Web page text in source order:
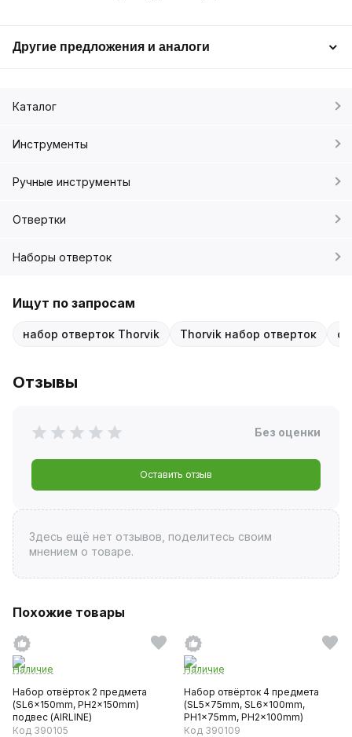
Другие предложения и аналоги
Каталог
Инструменты
Ручные инструменты
Отвертки
Наборы отверток
Ищут по запросам
набор отверток Thorvik Thorvik набор отверток
Отзывы
Без оценки
Оставить отзыв
Здесь ещё нет отзывов, поделитесь своим
мнением о товаре.
Похожие товары
Наличие
Набор отвёрток 2 предмета
(SL6x150mm, PH2x150mm)
подвес (AIRLINE)
Код 390105
Наличие
Набор отвёрток 4 предмета
(SL5x75mm, SL6x100mm,
PH1x75mm, PH2x100mm)
блистер...
Код 390109